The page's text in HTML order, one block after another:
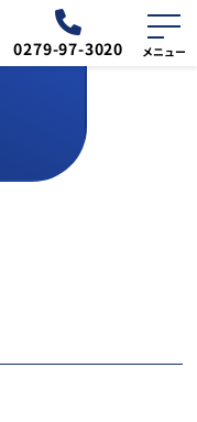
0279-97-3020